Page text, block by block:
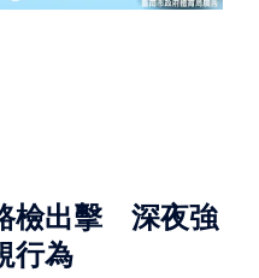
檢出擊 深夜強
行為